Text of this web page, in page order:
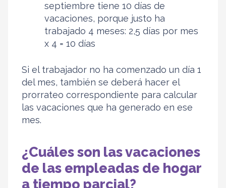
septiembre tiene 10 días de
vacaciones, porque justo ha
trabajado 4 meses: 2,5 días por mes
x 4 = 10 días
Si el trabajador no ha comenzado un día 1
del mes, también se deberá hacer el
prorrateo correspondiente para calcular
las vacaciones que ha generado en ese
mes.
¿Cuáles son las vacaciones
de las empleadas de hogar
a tiempo parcial?